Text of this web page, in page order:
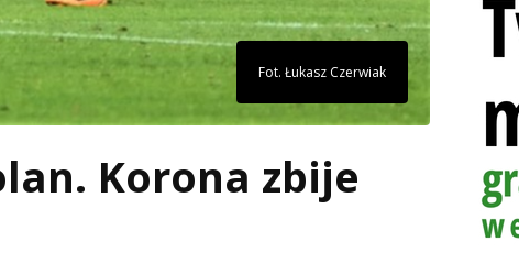
Fot. Łukasz Czerwiak
Korona zbije